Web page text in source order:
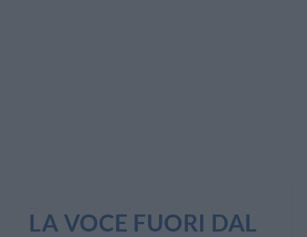
LA VOCE FUORI DAL